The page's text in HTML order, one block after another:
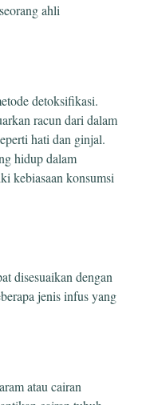
ahli
detoksifikasi.
racun dari dalam
hati dan ginjal.
hidup dalam
kebiasaan konsumsi
disesuaikan dengan
jenis infus yang
atau cairan